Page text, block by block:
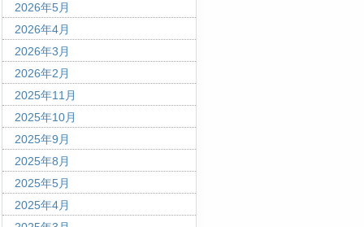
2026年5月
2026年4月
2026年3月
2026年2月
2025年11月
2025年10月
2025年9月
2025年8月
2025年5月
2025年4月